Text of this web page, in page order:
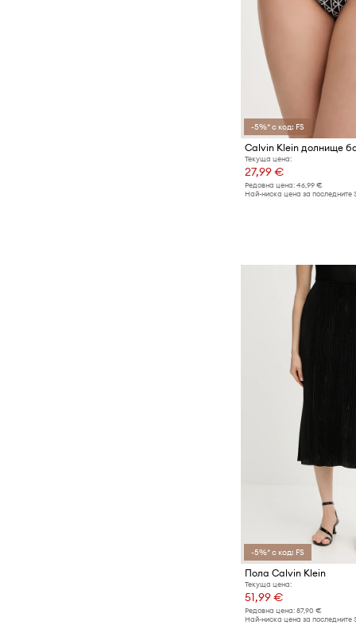
-5%* с код: FS
Calvin Klein долнище
Текуща цена:
27,99 €
Редовна цена: 46,99 €
Най-ниска цена за последните
-5%* с код: FS
Пола Calvin Klein
Текуща цена:
51,99 €
Редовна цена: 87,90 €
Най-ниска цена за последните